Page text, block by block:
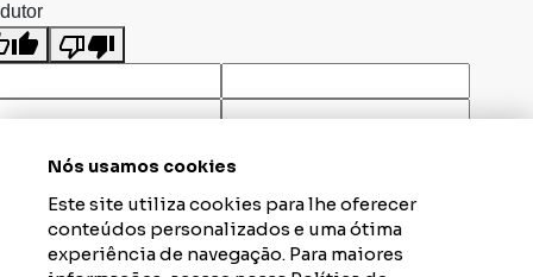
Nós usamos cookies
Este site utiliza cookies para lhe oferecer
conteúdos personalizados e uma ótima
experiência de navegação. Para maiores